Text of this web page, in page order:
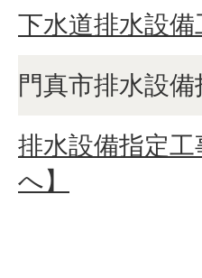
下水道排水設
門真市排水設
排水設備指定
へ】